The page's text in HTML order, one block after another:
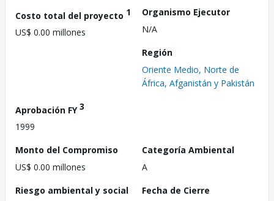
Costo total del proyecto 1
US$ 0.00 millones
Organismo Ejecutor
N/A
Región
Oriente Medio, Norte de
África, Afganistán y Pakistán
Aprobación FY3
1999
Monto del Compromiso
US$ 0.00 millones
Categoría Ambiental
A
Riesgo ambiental y social
Fecha de Cierre